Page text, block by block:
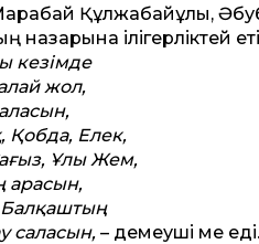
Құлжабайұлы,
назарына ілігерліктей
кезімде
жол,
Қобда, Елек,
Ұлы Жем,
арасын,
Балқаштың
саласын, – демеуші ме еді.